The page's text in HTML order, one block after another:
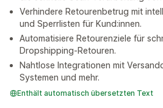
Verhindere Retourenbetrug mit
und Sperrlisten für Kund:innen.
Automatisiere Retourenziele für
Dropshipping-Retouren.
Nahtlose Integrationen mit
Systemen und mehr.
Enthält automatisch übersetzten Text